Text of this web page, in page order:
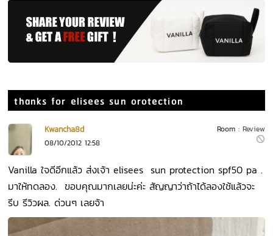
thanks for elisees sun orotection
Room : Review
Kwancha8d
08/10/2012 12:58
Vanilla ใจดีอีกแล้ว ส่งเจ้า elisees sun protection spf50 pa .
มาให้ทดลอง. ขอบคุณมากเลยน่ะค่ะ สัญญาว่าถ้าได้ลองใช้แล้วจะ
รีบ รีวิวผล. ด่วนๆ เลยจ้า